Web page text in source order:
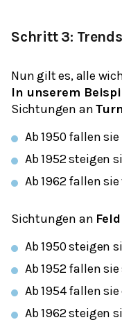
Schritt 3:
Nun gilt es, alle
In unserem
Sichtungen an
Ab 1950 fallen
Ab 1952 steigen
Ab 1962 fallen
Sichtungen an
Ab 1950 steigen
Ab 1952 fallen
Ab 1954 fallen
Ab 1962 steigen